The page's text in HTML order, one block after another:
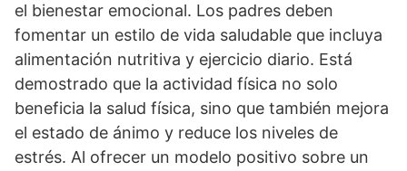
el bienestar emocional. Los padres deben
fomentar un estilo de vida saludable que incluya
alimentación nutritiva y ejercicio diario. Está
demostrado que la actividad fí­sica no solo
beneficia la salud fí­sica, sino que también mejora
el estado de ánimo y reduce los niveles de
estrés. Al ofrecer un modelo positivo sobre un